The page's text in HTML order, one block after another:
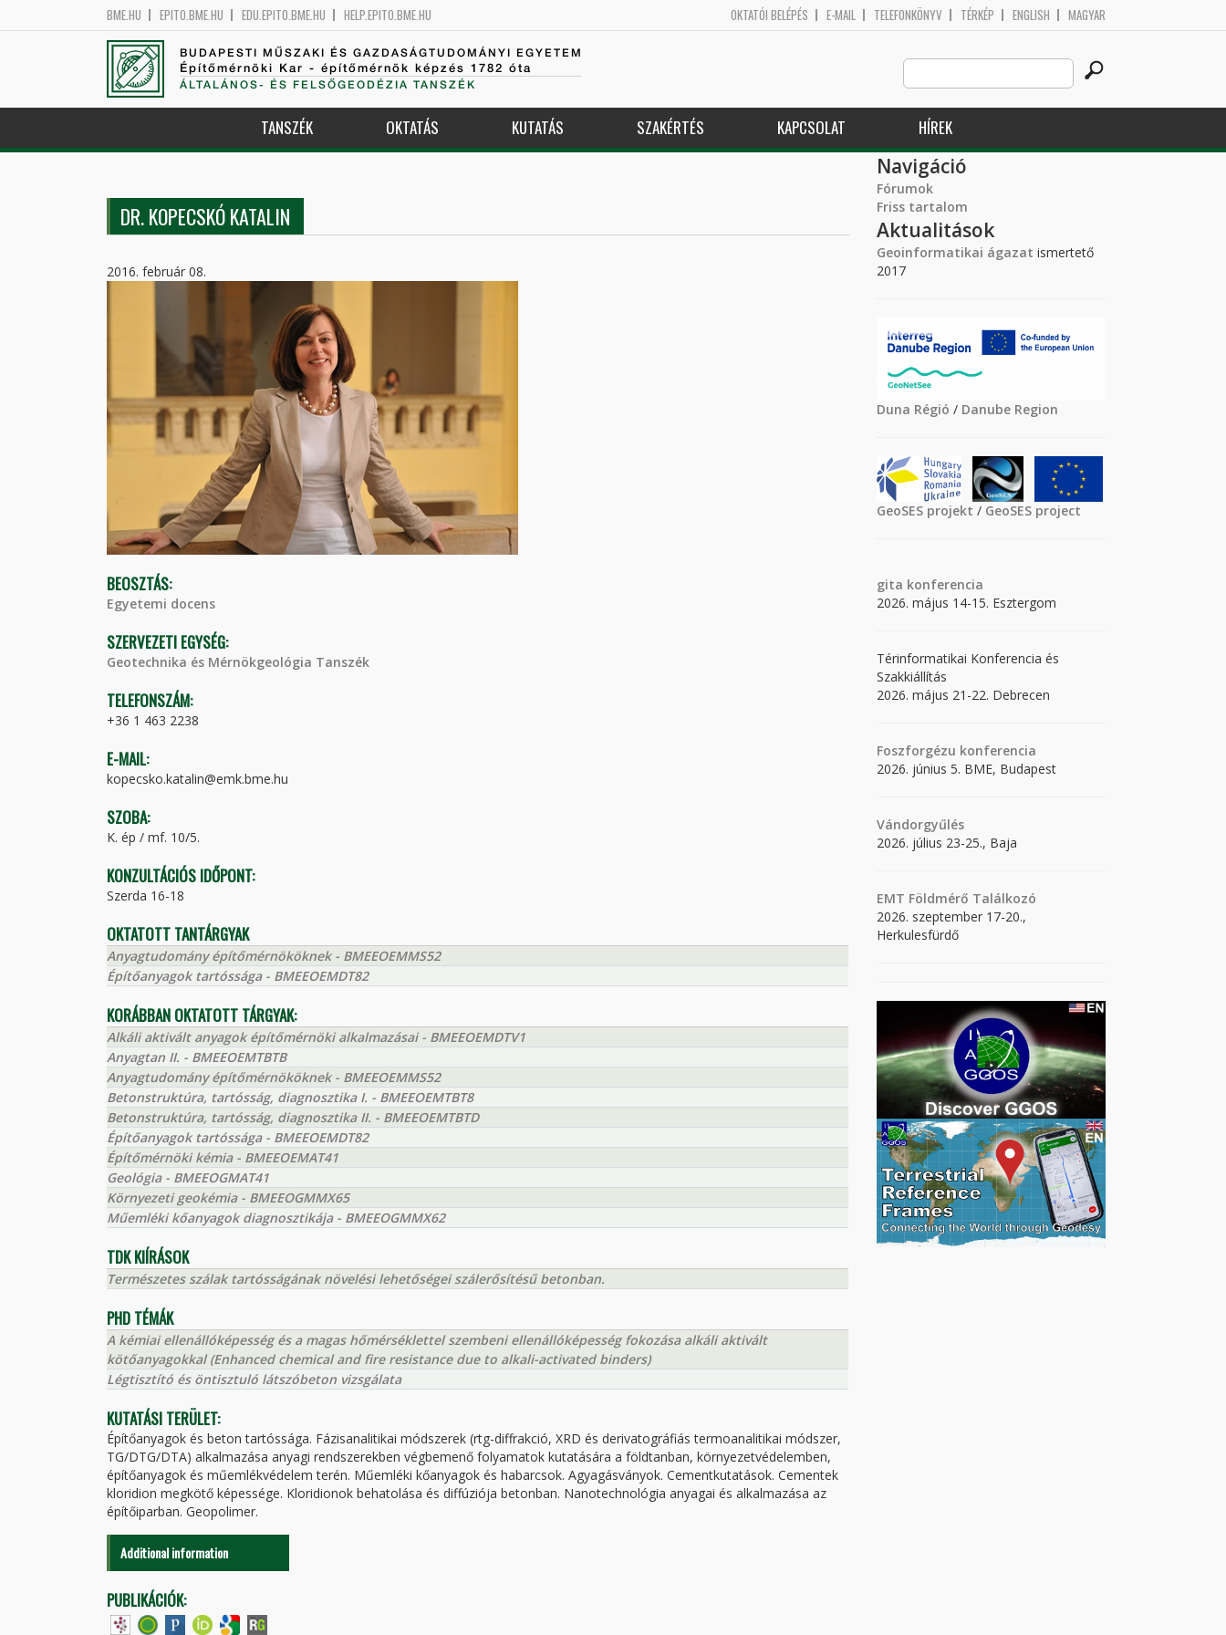
BME.HU EPITO.BME.HU EDU.EPITO.BME.HU HELP.EPITO.BME.HU OKTATÓI BELÉPÉS E-MAIL TELEFONKÖNYV TÉRKÉP ENGLISH MAGYAR
BUDAPESTI MŰSZAKI ÉS GAZDASÁGTUDOMÁNYI EGYETEM
Építőmérnöki Kar - építőmérnök képzés 1782 óta
ÁLTALÁNOS- ÉS FELSŐGEODÉZIA TANSZÉK
Search
this
site
TANSZÉK OKTATÁS KUTATÁS SZAKÉRTÉS KAPCSOLAT HÍREK
DR. KOPECSKÓ KATALIN
2016. február 08.
BEOSZTÁS:
Egyetemi docens
SZERVEZETI EGYSÉG:
Geotechnika és Mérnökgeológia Tanszék
TELEFONSZÁM:
+36 1 463 2238
E-MAIL:
kopecsko.katalin@emk.bme.hu
SZOBA:
K. ép / mf. 10/5.
KONZULTÁCIÓS IDŐPONT:
Szerda 16-18
OKTATOTT TANTÁRGYAK
Anyagtudomány építőmérnököknek - BMEEOEMMS52
Építőanyagok tartóssága - BMEEOEMDT82
KORÁBBAN OKTATOTT TÁRGYAK:
Alkáli aktivált anyagok építőmérnöki alkalmazásai - BMEEOEMDTV1
Anyagtan II. - BMEEOEMTBTB
Anyagtudomány építőmérnököknek - BMEEOEMMS52
Betonstruktúra, tartósság, diagnosztika I. - BMEEOEMTBT8
Betonstruktúra, tartósság, diagnosztika II. - BMEEOEMTBTD
Építőanyagok tartóssága - BMEEOEMDT82
Építőmérnöki kémia - BMEEOEMAT41
Geológia - BMEEOGMAT41
Környezeti geokémia - BMEEOGMMX65
Műemléki kőanyagok diagnosztikája - BMEEOGMMX62
TDK KIÍRÁSOK
Természetes szálak tartósságának növelési lehetőségei szálerősítésű betonban.
PHD TÉMÁK
A kémiai ellenállóképesség és a magas hőmérséklettel szembeni ellenállóképesség fokozása alkáli aktivált
kötőanyagokkal (Enhanced chemical and fire resistance due to alkali-activated binders)
Légtisztító és öntisztuló látszóbeton vizsgálata
KUTATÁSI TERÜLET:
Építőanyagok és beton tartóssága. Fázisanalitikai módszerek (rtg-diffrakció, XRD és derivatográfiás termoanalitikai módszer,
TG/DTG/DTA) alkalmazása anyagi rendszerekben végbemenő folyamatok kutatására a földtanban, környezetvédelemben,
építőanyagok és műemlékvédelem terén. Műemléki kőanyagok és habarcsok. Agyagásványok. Cementkutatások. Cementek
kloridion megkötő képessége. Kloridionok behatolása és diffúziója betonban. Nanotechnológia anyagai és alkalmazása az
építőiparban. Geopolimer.
Additional information
PUBLIKÁCIÓK:
Navigáció
Fórumok
Friss tartalom
Aktualitások
Geoinformatikai ágazat ismertető
2017
Duna Régió / Danube Region
GeoSES projekt / GeoSES project
gita konferencia
2026. május 14-15. Esztergom
Térinformatikai Konferencia és
Szakkiállítás
2026. május 21-22. Debrecen
Foszforgézu konferencia
2026. június 5. BME, Budapest
Vándorgyűlés
2026. július 23-25., Baja
EMT Földmérő Találkozó
2026. szeptember 17-20.,
Herkulesfürdő